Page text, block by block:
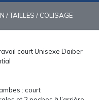
/ TAILLES / COLISAGE
court Unisexe Daiber
: court